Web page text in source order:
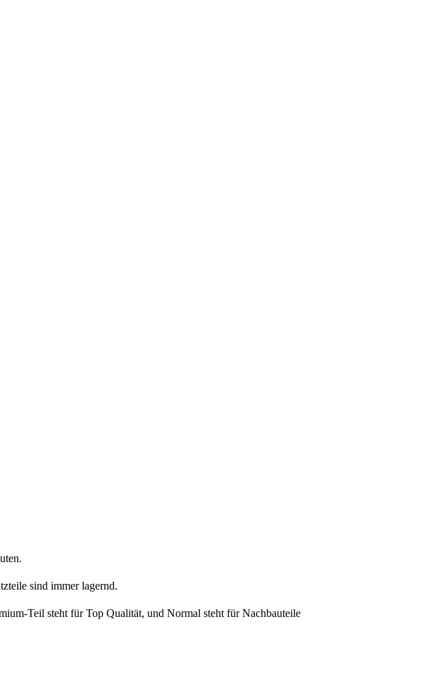
sind immer lagernd.
Teil steht für Top Qualität, und Normal steht für Nachbauteile